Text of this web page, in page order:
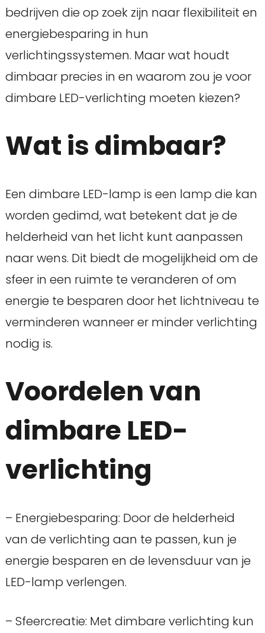
bedrijven die op zoek zijn naar flexibiliteit en
energiebesparing in hun
verlichtingssystemen. Maar wat houdt
dimbaar precies in en waarom zou je voor
dimbare LED-verlichting moeten kiezen?
Wat is dimbaar?
Een dimbare LED-lamp is een lamp die kan
worden gedimd, wat betekent dat je de
helderheid van het licht kunt aanpassen
naar wens. Dit biedt de mogelijkheid om de
sfeer in een ruimte te veranderen of om
energie te besparen door het lichtniveau te
verminderen wanneer er minder verlichting
nodig is.
Voordelen van
dimbare LED-
verlichting
– Energiebesparing: Door de helderheid
van de verlichting aan te passen, kun je
energie besparen en de levensduur van je
LED-lamp verlengen.
– Sfeercreatie: Met dimbare verlichting kun